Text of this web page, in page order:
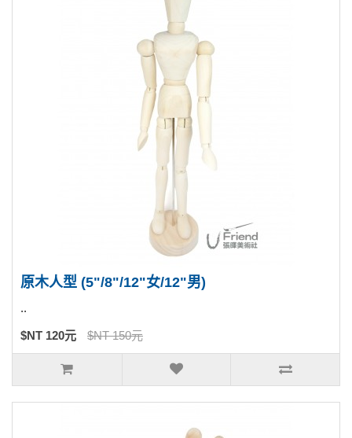
原木人型 (5"/8"/12"女/12"男)
..
$NT 120元 $NT 150元